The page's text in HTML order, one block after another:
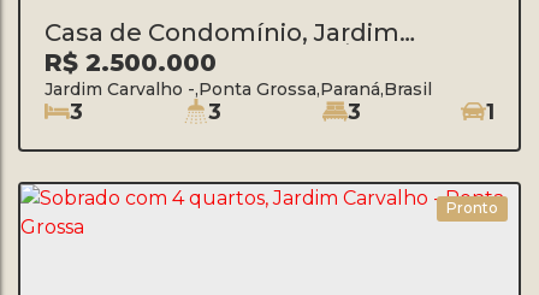
Casa de Condomínio, Jardim
Carvalho - Ponta Grossa/PR
R$2.500.000
Jardim Carvalho ,Ponta Grossa,Paraná,Brasil
3 3 3 1
Pronto